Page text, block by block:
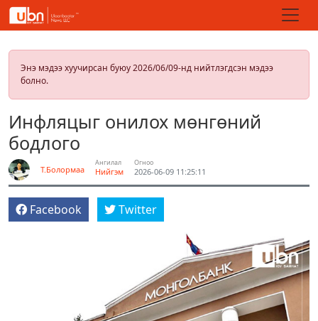
Энэ мэдээ хуучирсан буюу 2026/06/09-нд нийтлэгдсэн мэдээ
болно.
Инфляцыг онилох мөнгөний
бодлого
Т.Болормаа
Ангилал
Нийгэм
Огноо
2026-06-09 11:25:11
Facebook Twitter